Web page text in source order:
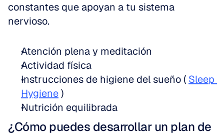
constantes que apoyan a tu sistema
nervioso.
Atención plena y meditación
Actividad física
Instrucciones de higiene del sueño ( Sleep
Hygiene )
Nutrición equilibrada
¿Cómo puedes desarrollar un plan de